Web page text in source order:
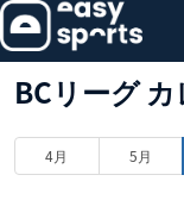
BCリーグ
4月 5月